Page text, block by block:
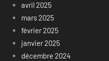
avril 2025
mars 2025
février 2025
janvier 2025
décembre 2024